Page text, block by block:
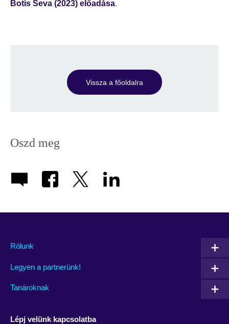
Botis Seva (2023) előadása.
Vissza a főoldalra
Oszd meg
Rólunk
Legyen a partnerünk!
Tanároknak
Lépj velünk kapcsolatba